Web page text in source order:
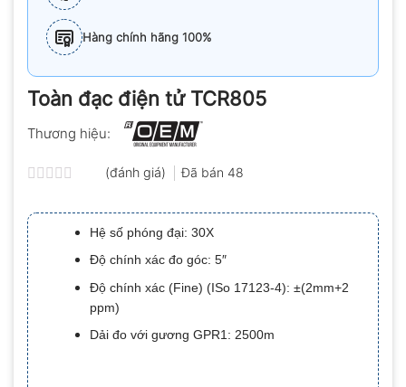
Hàng chính hãng 100%
Toàn đạc điện tử TCR805
Thương hiệu:
xếp
hạng
0.0
5
sao
(đánh giá) Đã bán 48
Hệ số phóng đại: 30X
Độ chính xác đo góc: 5″
Độ chính xác (Fine) (ISo 17123-4): ±(2mm+2
ppm)
Dải đo với gương GPR1: 2500m